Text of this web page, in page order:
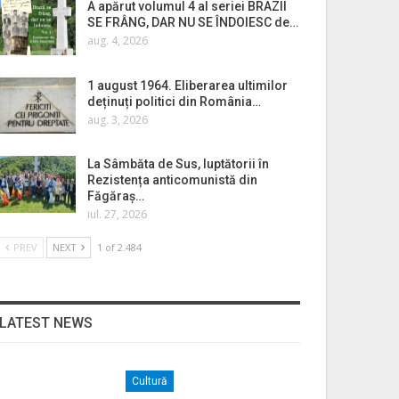
A apărut volumul 4 al seriei BRAZII
SE FRÂNG, DAR NU SE ÎNDOIESC de…
aug. 4, 2026
1 august 1964. Eliberarea ultimilor
deținuți politici din România…
aug. 3, 2026
La Sâmbăta de Sus, luptătorii în
Rezistența anticomunistă din
Făgăraș…
iul. 27, 2026
PREV NEXT 1 of 2.484
NEWS
Cultură